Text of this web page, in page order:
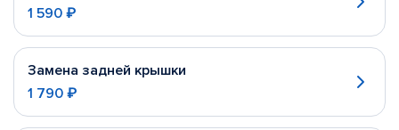
1 590 ₽
Замена задней крышки
1 790 ₽